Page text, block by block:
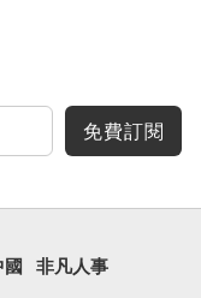
免費訂閱
非凡人事